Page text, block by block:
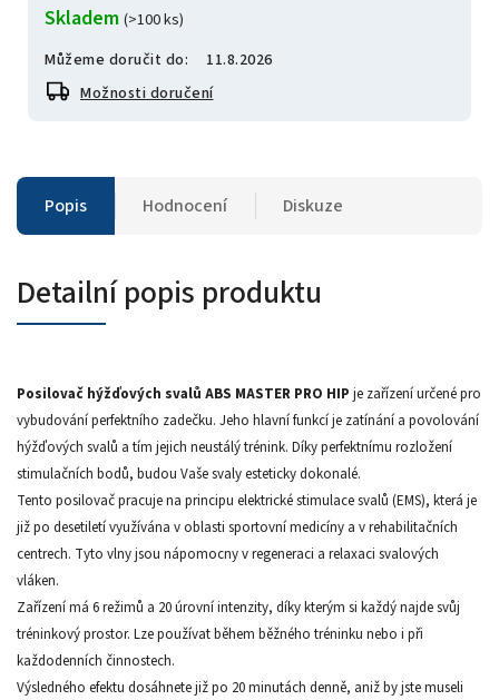
Skladem (>100 ks)
Můžeme doručit do:
11.8.2026
Možnosti doručení
Popis Hodnocení Diskuze
Detailní popis produktu
Posilovač hýžďových svalů ABS MASTER PRO HIP je zařízení určené pro
vybudování perfektního zadečku. Jeho hlavní funkcí je zatínání a povolování
hýžďových svalů a tím jejich neustálý trénink. Díky perfektnímu rozložení
stimulačních bodů, budou Vaše svaly esteticky dokonalé.
Tento posilovač pracuje na principu elektrické stimulace svalů (EMS), která je
již po desetiletí využívána v oblasti sportovní medicíny a v rehabilitačních
centrech. Tyto vlny jsou nápomocny v regeneraci a relaxaci svalových
vláken.
Zařízení má 6 režimů a 20 úrovní intenzity, díky kterým si každý najde svůj
tréninkový prostor. Lze používat během běžného tréninku nebo i při
každodenních činnostech.
Výsledného efektu dosáhnete již po 20 minutách denně, aniž by jste museli